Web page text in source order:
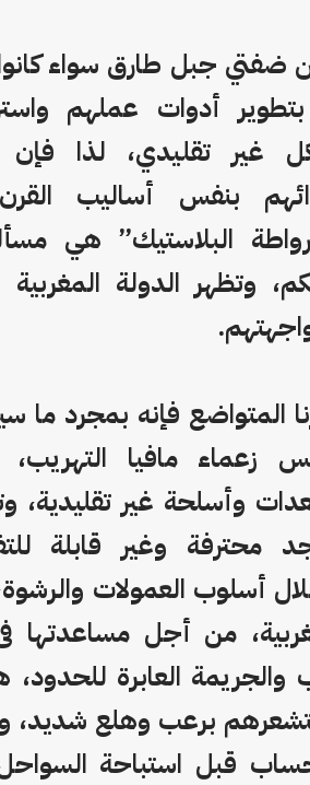
ضفتي جبل طارق سواء
أدوات عملهم
غير تقليدي، لذا فإن
بنفس أساليب
البلاستيك” هي
وتظهر الدولة
المتواضع فإنه بمجرد ما
زعماء مافيا
وأسلحة غير تقليدية،
محترفة وغير قابلة
أسلوب العمولات
من أجل مساعدتها
والجريمة العابرة
برعب وهلع شديد،
قبل استباحة السواحل